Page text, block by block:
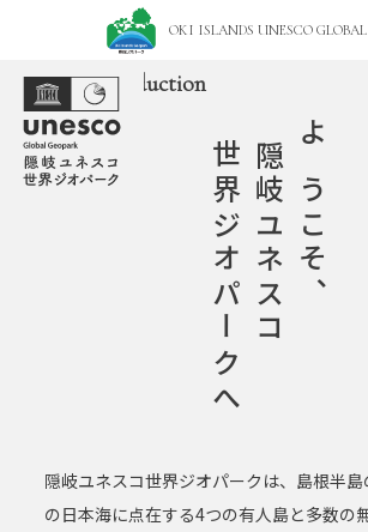
OKI ISLANDS UNESCO
Introduction
ようこそ、
隠岐ユネスコ
世界ジオパークへ
隠岐ユネスコ世界ジオパークは、 島根半
の日本海に点在する4つの有人島と多数の